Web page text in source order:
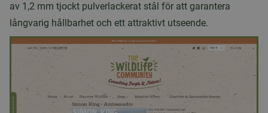
av 1,2 mm tjockt pulverlackerat stål för att garantera
långvarig hållbarhet och ett attraktivt utseende.